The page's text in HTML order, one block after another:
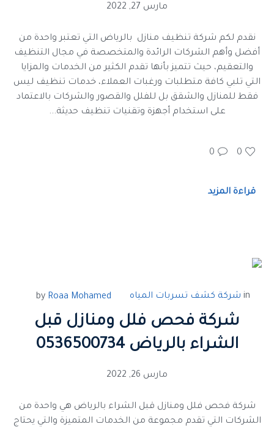
مارس 27, 2022
نقدم لكم شركة تنظيف منازل بالرياض التي تعتبر واحدة من
أفضل وأهم الشركات الرائدة والمتخصصة في مجال التنظيف
والتعقيم، حيث تتميز بأنها تقدم الكثير من الخدمات والمزايا
التي تلبي كافة متطلبات ورغبات العملاء، خدمات تنظيف ليس
فقط للمنازل والشقق بل للفلل والقصور والشركات بالاعتماد
على استخدام أجهزة وتقنيات تنظيف حديثة...
0
0
قراءة المزيد
in شركة كشف تسربات المياه by Roaa Mohamed
شركة فحص فلل ومنازل قبل
الشراء بالرياض 0536500734
مارس 26, 2022
شركة فحص فلل ومنازل قبل الشراء بالرياض هي واحدة من
الشركات التي تقدم مجموعة من الخدمات المتميزة والتي يحتاج